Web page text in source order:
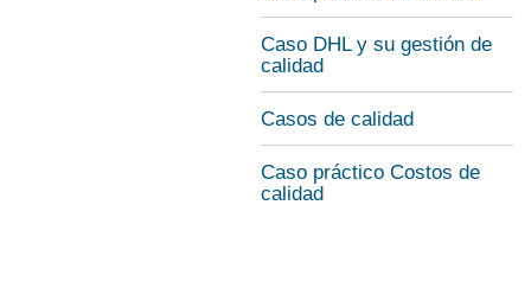
Caso DHL y su gestión de
calidad
Casos de calidad
Caso práctico Costos de
calidad